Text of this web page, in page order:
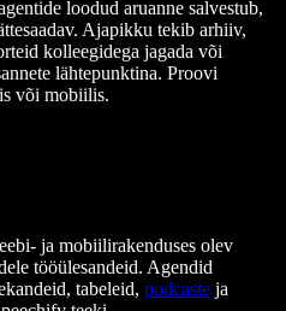
loodud aruanne salvestub,
Ajapikku tekib arhiiv,
kolleegidega jagada või
lähtepunktina. Proovi
või mobiilis.
ja mobiilirakenduses olev
tööülesandeid. Agendid
tabeleid, podcaste ja